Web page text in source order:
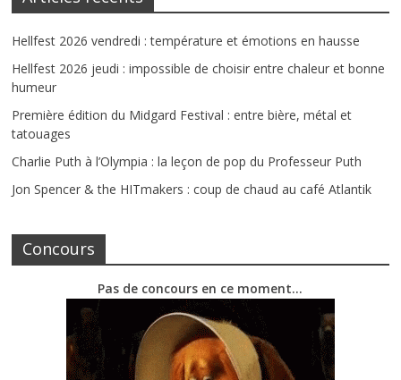
Hellfest 2026 vendredi : température et émotions en hausse
Hellfest 2026 jeudi : impossible de choisir entre chaleur et bonne
humeur
Première édition du Midgard Festival : entre bière, métal et
tatouages
Charlie Puth à l’Olympia : la leçon de pop du Professeur Puth
Jon Spencer & the HITmakers : coup de chaud au café Atlantik
Concours
Pas de concours en ce moment…